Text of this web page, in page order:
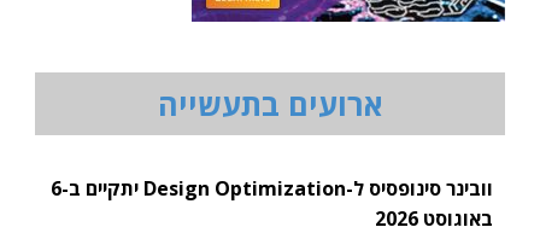
ארועים בתעשייה
וובינר סינופסיס ל-Design Optimization יתקיים ב-6
באוגוסט 2026